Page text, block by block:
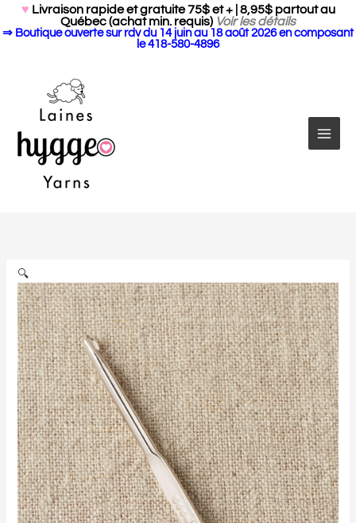
Search
for:
♥ Livraison rapide et gratuite 75$ et + | 8,95$ partout au
Québec (achat min. requis) Voir les détails
⇒ Boutique ouverte sur rdv du 14 juin au 18 août 2026 en composant
le 418-580-4896
🔍
de
dépannage
par
Cocoknits